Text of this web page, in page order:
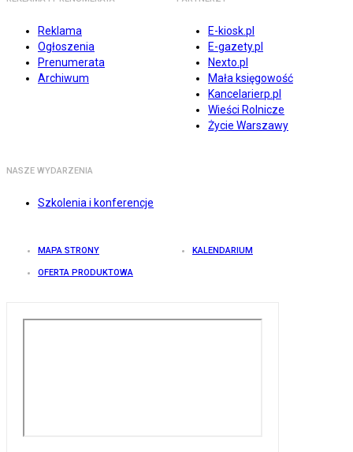
Reklama
Ogłoszenia
Prenumerata
Archiwum
E-kiosk.pl
E-gazety.pl
Nexto.pl
Mała księgowość
Kancelarierp.pl
Wieści Rolnicze
Życie Warszawy
NASZE WYDARZENIA
Szkolenia i konferencje
MAPA STRONY KALENDARIUM
OFERTA PRODUKTOWA